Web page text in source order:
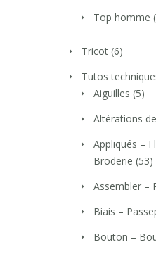
Top homme
Tricot (6)
Tutos
Aiguilles (5)
Altérations
Appliqués –
Broderie (53)
Assembler –
Biais –
Bouton –